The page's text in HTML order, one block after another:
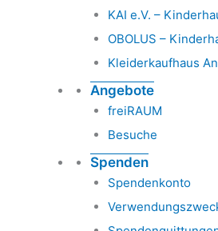
KAI e.V. –
OBOLUS –
Kleiderkaufhaus
Angebote
freiRAUM
Besuche
Spenden
Spendenkonto